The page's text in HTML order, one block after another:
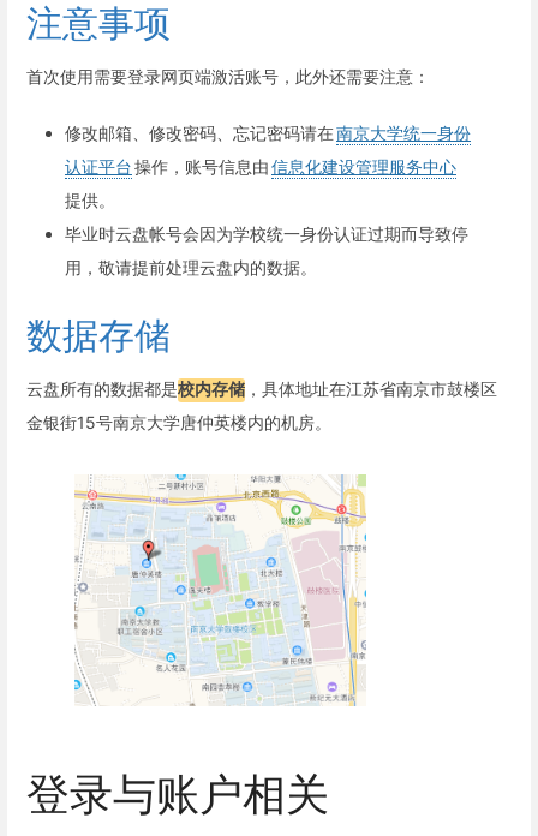
注意事项
首次使用需要登录网页端激活账号，此外还需要注意：
修改邮箱、修改密码、忘记密码请在南京大学统一身份
认证平台操作，账号信息由信息化建设管理服务中心
提供。
毕业时云盘帐号会因为学校统一身份认证过期而导致停
用，敬请提前处理云盘内的数据。
数据存储
云盘所有的数据都是校内存储 ，具体地址在江苏省南京市鼓楼区
金银街15号南京大学唐仲英楼内的机房。
登录与账户相关